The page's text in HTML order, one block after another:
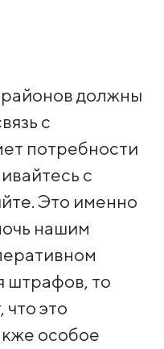
районов должны
с
потребности
с
Это именно
нашим
штрафов, то
что это
особое